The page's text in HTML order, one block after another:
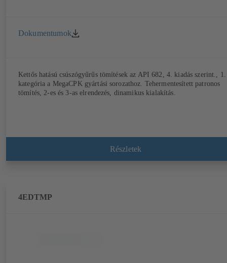
Dokumentumok
Kettős hatású csúszógyűrűs tömítések az API 682, 4. kiadás szerint., 1.
kategória a MegaCPK gyártási sorozathoz. Tehermentesített patronos
tömítés, 2-es és 3-as elrendezés, dinamikus kialakítás.
Részletek
4EDTMP